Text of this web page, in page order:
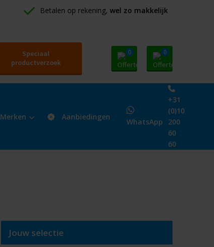
Betalen op rekening, wel zo makkelijk
Speciaal
productverzoek
0 0
Merken Aanbiedingen
WhatsApp
+31
(0)10
200
60
60
Jouw selectie